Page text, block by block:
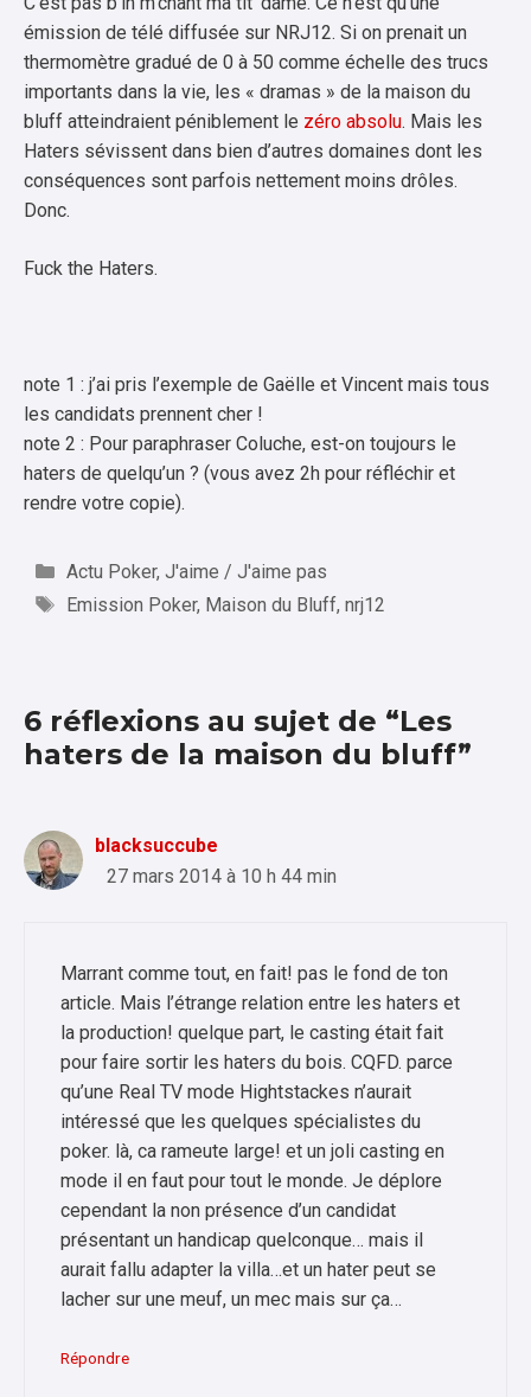
émission de télé diffusée sur NRJ12. Si on prenait un
thermomètre gradué de 0 à 50 comme échelle des trucs
importants dans la vie, les « dramas » de la maison du
bluff atteindraient péniblement le zéro absolu. Mais les
Haters sévissent dans bien d’autres domaines dont les
conséquences sont parfois nettement moins drôles.
Donc.
Fuck the Haters.
note 1 : j’ai pris l’exemple de Gaëlle et Vincent mais tous
les candidats prennent cher !
note 2 : Pour paraphraser Coluche, est-on toujours le
haters de quelqu’un ? (vous avez 2h pour réfléchir et
rendre votre copie).
Catégories
Actu Poker, J'aime / J'aime pas
Étiquettes
Emission Poker, Maison du Bluff, nrj12
6 réflexions au sujet de “Les
haters de la maison du bluff”
blacksuccube
27 mars 2014 à 10 h 44 min
Marrant comme tout, en fait! pas le fond de ton
article. Mais l’étrange relation entre les haters et
la production! quelque part, le casting était fait
pour faire sortir les haters du bois. CQFD. parce
qu’une Real TV mode Hightstackes n’aurait
intéressé que les quelques spécialistes du
poker. là, ca rameute large! et un joli casting en
mode il en faut pour tout le monde. Je déplore
cependant la non présence d’un candidat
présentant un handicap quelconque… mais il
aurait fallu adapter la villa…et un hater peut se
lacher sur une meuf, un mec mais sur ça…
Répondre